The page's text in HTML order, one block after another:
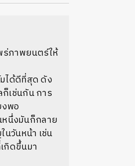
ภาพยนตร์ให้
ได้ดีที่สุด ดัง
เช่นกัน การ
พอ
หนึ่งมันก็กลาย
วันหน้า เช่น
กิดขึ้นมา